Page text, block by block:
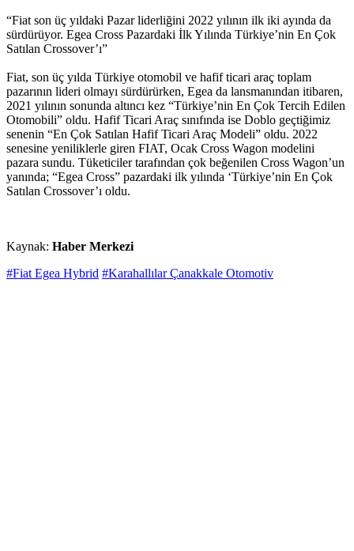
“Fiat son üç yıldaki Pazar liderliğini 2022 yılının ilk iki ayında da
sürdürüyor. Egea Cross Pazardaki İlk Yılında Türkiye’nin En Çok
Satılan Crossover’ı”
Fiat, son üç yılda Türkiye otomobil ve hafif ticari araç toplam
pazarının lideri olmayı sürdürürken, Egea da lansmanından itibaren,
2021 yılının sonunda altıncı kez “Türkiye’nin En Çok Tercih Edilen
Otomobili” oldu. Hafif Ticari Araç sınıfında ise Doblo geçtiğimiz
senenin “En Çok Satılan Hafif Ticari Araç Modeli” oldu. 2022
senesine yeniliklerle giren FIAT, Ocak Cross Wagon modelini
pazara sundu. Tüketiciler tarafından çok beğenilen Cross Wagon’un
yanında; “Egea Cross” pazardaki ilk yılında ‘Türkiye’nin En Çok
Satılan Crossover’ı oldu.
Kaynak: Haber Merkezi
#Fiat Egea Hybrid #Karahallılar Çanakkale Otomotiv